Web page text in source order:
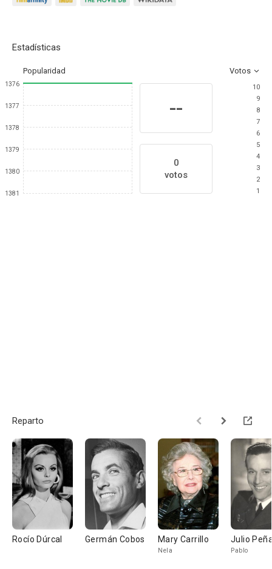
Estadísticas
Popularidad Votos
1376
1377
1378
1379
1380
1381
--
0
votos
10
9
8
7
6
5
4
3
2
1
Reparto
Rocío Dúrcal Germán Cobos Mary Carrillo
Nela
Julio
Pablo